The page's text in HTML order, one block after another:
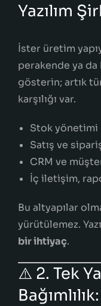
Yazılım
İster üretim
perakende ya
gösterin; artık
karşılığı var.
Stok yönetimi
Satış ve
CRM ve
İç iletişim,
Bu altyapılar
yürütülemez.
bir ihtiyaç.
⚠️ 2. Tek